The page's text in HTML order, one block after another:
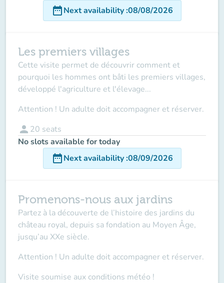
date_rangeNext availability:08/08/2026
Les premiers villages
Cette visite permet de découvrir comment et
pourquoi les hommes ont bâti les premiers villages,
développé l'agriculture et l'élevage...
Attention ! Un adulte doit accompagner et réserver.
person 20 seats
No slots available for today
date_rangeNext availability:08/09/2026
Promenons-nous aux jardins
Partez à la découverte de l’histoire des jardins du
château royal, depuis sa fondation au Moyen Âge,
jusqu’au XXe siècle.
Attention ! Un adulte doit accompagner et réserver.
Visite soumise aux conditions météo !